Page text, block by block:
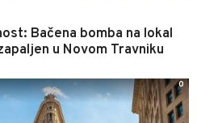
Bačena bomba na lokal
u Novom Travniku
0